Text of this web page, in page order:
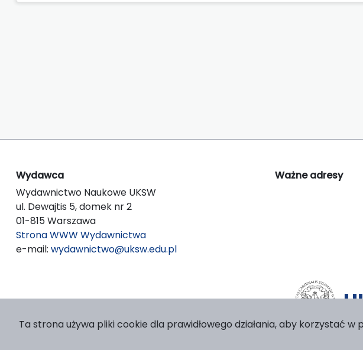
Wydawca
Wydawnictwo Naukowe UKSW
ul. Dewajtis 5, domek nr 2
01-815 Warszawa
Strona WWW Wydawnictwa
e-mail: wydawnictwo@uksw.edu.pl
Ważne adresy
Ta strona używa pliki cookie dla prawidłowego działania, aby korzystać